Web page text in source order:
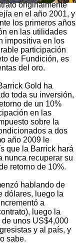
originalmente
en el año 2001, y
los primeros años
en las utilidades
impositiva en los
participación
de Fundición, es
del oro.
Gold ha
toda su inversión,
de un 10%
en las
sobre la
a dos
año 2009 le
que la Barrick hará
nunca recuperar su
retorno de 10%.
hablando de
dólares, luego la
a
luego la
unos US$4,000
y al país, y
sabe.